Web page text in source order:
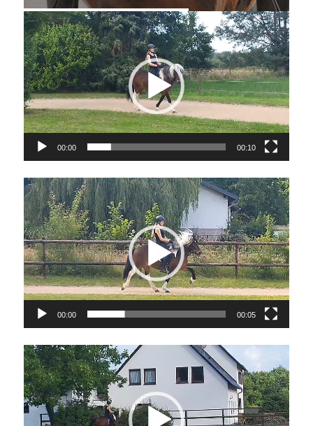
Video-
Player
00:00 00:10
Video-
Player
00:00 00:05
Video-
Player